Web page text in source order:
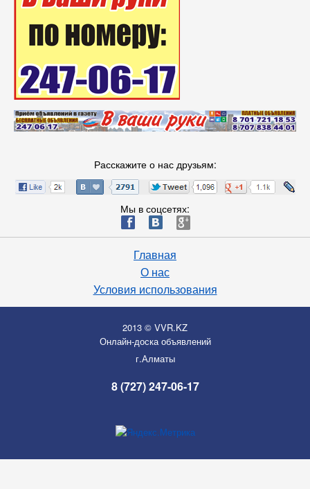
Расскажите о нас друзьям:
Мы в соцсетях:
ä æ è
Главная
О нас
Условия использования
2013 © VVR.KZ
Онлайн-доска объявлений
г.Алматы
8 (727) 247-06-17